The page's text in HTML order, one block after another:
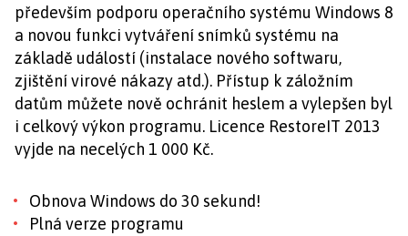
především podporu operačního systému Windows 8
a novou funkci vytváření snímků systému na
základě událostí (instalace nového softwaru,
zjištění virové nákazy atd.). Přístup k záložním
datům můžete nově ochránit heslem a vylepšen byl
i celkový výkon programu. Licence RestoreIT 2013
vyjde na necelých 1 000 Kč.
Obnova Windows do 30 sekund!
Plná verze programu